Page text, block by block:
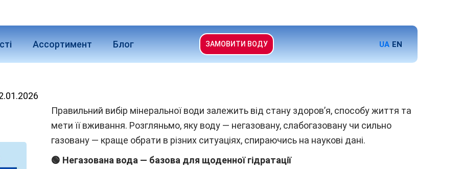
Ассортимент Блог ЗАМОВИТИ ВОДУ UA EN
Правильний вибір мінеральної води залежить від стану здоров’я, способу життя та
мети її вживання. Розгляньмо, яку воду — негазовану, слабогазовану чи сильно
газовану — краще обрати в різних ситуаціях, спираючись на наукові дані.
🟢 Негазована вода — базова для щоденної гідратації